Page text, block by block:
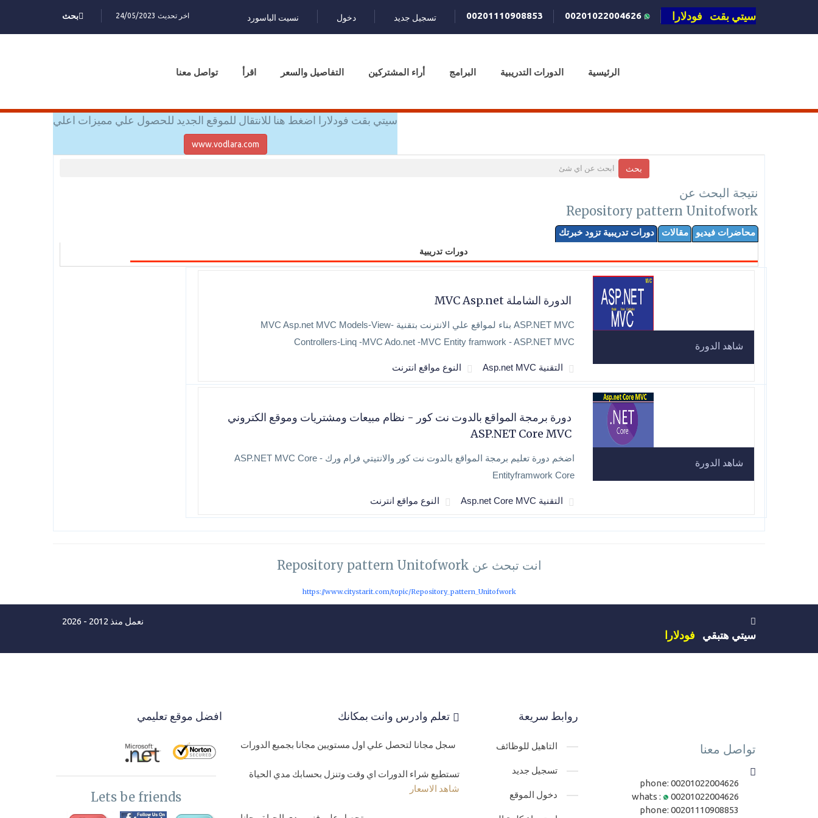
سيتي بقت فودلارا 00201110908853 تسجيل جديد دخول نسيت الباسورد اخر تحديث 24/05/2023 بحث
الرئيسية الدورات التدريبية البرامج أراء المشتركين التفاصيل والسعر اقرأ تواصل معنا
سيتي بقت فودلارا اضغط هنا للانتقال للموقع الجديد للحصول علي مميزات اعلي
www.vodlara.com
بحث
نتيجة البحث عن
Repository pattern Unitofwork
محاضرات فيديو مقالات دورات تدريبية تزود خبرتك
دورات تدريبية
شاهد الدورة
الدورة الشاملة MVC Asp.net
ASP.NET MVC بناء لمواقع علي الانترنت بتقنية MVC Asp.net MVC Models-View-
Controllers-Linq -MVC Ado.net -MVC Entity framwork - ASP.NET MVC
التقنية Asp.net MVC النوع مواقع انترنت
شاهد الدورة
دورة برمجة المواقع بالدوت نت كور - نظام مبيعات ومشتريات وموقع الكتروني
ASP.NET Core MVC
اضخم دورة تعليم برمجة المواقع بالدوت نت كور والانتيتي فرام ورك ASP.NET MVC Core -
Entityframwork Core
التقنية Asp.net Core MVC النوع مواقع انترنت
انت تبحث عن Repository pattern Unitofwork
https://www.citystarit.com/topic/Repository_pattern_Unitofwork
نعمل منذ 2012 - 2026
سيتي هتبقي فودلارا
تواصل معنا
phone: 00201022004626
whats :
00201022004626
phone: 00201110908853
روابط سريعة
التاهيل للوظائف
تسجيل جديد
دخول الموقع
تعلم وادرس وانت بمكانك
سجل مجانا لتحصل علي اول مستويين مجانا بجميع الدورات
تستطيع شراء الدورات اي وقت وتنزل بحسابك مدي الحياة
شاهد الاسعار
افضل موقع تعليمي
Lets be friends